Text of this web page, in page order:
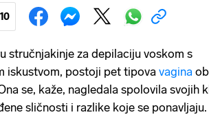
10
stručnjakinje za depilaciju voskom s
iskustvom, postoji pet tipova vagina
se, kaže, nagledala spolovila svojih
sličnosti i razlike koje se